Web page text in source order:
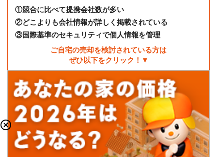
①競合に比べて提携会社数が多い
②どこよりも会社情報が詳しく掲載されている
③国際基準のセキュリティで個人情報を管理
ご自宅の売却を検討されている方は
ぜひ以下をクリック！▼